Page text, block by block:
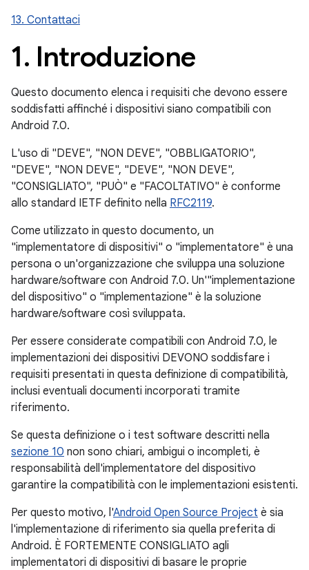
13. Contattaci
1. Introduzione
Questo documento elenca i requisiti che devono essere
soddisfatti affinché i dispositivi siano compatibili con
Android 7.0.
L'uso di "DEVE", "NON DEVE", "OBBLIGATORIO",
"DEVE", "NON DEVE", "DEVE", "NON DEVE",
"CONSIGLIATO", "PUÒ" e "FACOLTATIVO" è conforme
allo standard IETF definito nella RFC2119.
Come utilizzato in questo documento, un
"implementatore di dispositivi" o "implementatore" è una
persona o un'organizzazione che sviluppa una soluzione
hardware/software con Android 7.0. Un'"implementazione
del dispositivo" o "implementazione" è la soluzione
hardware/software così sviluppata.
Per essere considerate compatibili con Android 7.0, le
implementazioni dei dispositivi DEVONO soddisfare i
requisiti presentati in questa definizione di compatibilità,
inclusi eventuali documenti incorporati tramite
riferimento.
Se questa definizione o i test software descritti nella
sezione 10 non sono chiari, ambigui o incompleti, è
responsabilità dell'implementatore del dispositivo
garantire la compatibilità con le implementazioni esistenti.
Per questo motivo, l'Android Open Source Project è sia
l'implementazione di riferimento sia quella preferita di
Android. È FORTEMENTE CONSIGLIATO agli
implementatori di dispositivi di basare le proprie